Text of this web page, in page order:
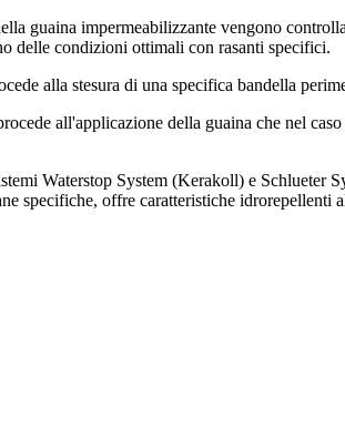
guaina impermeabilizzante vengono
delle condizioni ottimali con rasanti specifici.
alla stesura di una specifica bandella
all'applicazione della guaina che nel
Waterstop System (Kerakoll) e Schlueter
specifiche, offre caratteristiche idrorepellenti